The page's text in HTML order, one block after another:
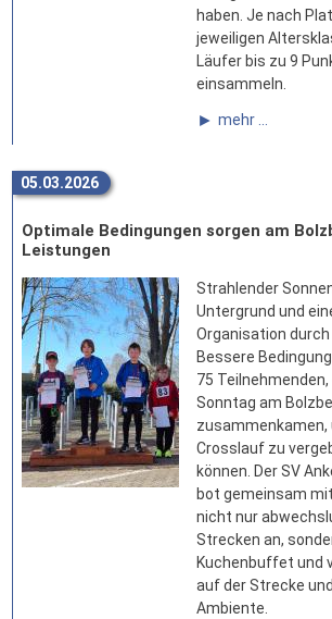
haben. Je nach
jeweiligen
Läufer bis zu 9
einsammeln.
mehr ...
05.03.2026
Optimale Bedingungen sorgen am
Leistungen
Strahlender
Untergrund und
Organisation
Bessere
75
Sonntag am
zusammenkamen,
Crosslauf zu
können. Der SV
bot gemeinsam
nicht nur
Strecken an,
Kuchenbuffet und
auf der Strecke
Ambiente.